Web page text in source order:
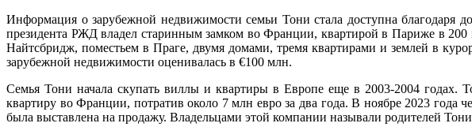
Информация о зарубежной недвижимости семьи Тони стала доступна благодаря
президента РЖД владел старинным замком во Франции, квартирой в Париже в
Найтсбридж, поместьем в Праге, двумя домами, тремя квартирами и землей в
зарубежной недвижимости оценивалась в €100 млн.
Семья Тони начала скупать виллы и квартиры в Европе еще в 2003-2004 годах.
квартиру во Франции, потратив около 7 млн евро за два года. В ноябре 2023 года
была выставлена на продажу. Владельцами этой компании называли родителей